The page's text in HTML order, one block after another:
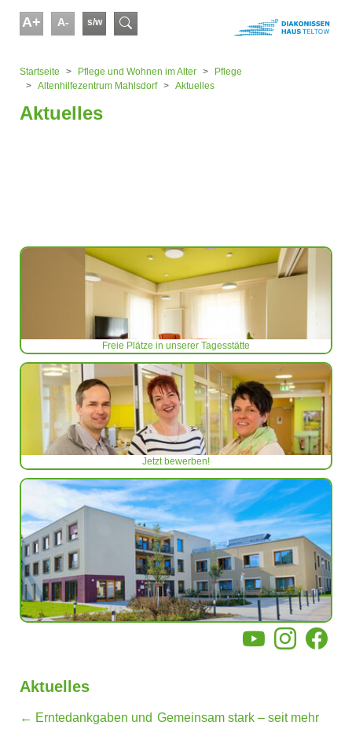
A+ A- s/w Suchformular
Startseite
Pflege und Wohnen im Alter
Pflege
Altenhilfezentrum Mahlsdorf
Aktuelles
Aktuelles
Freie Plätze in unserer Tagesstätte
Jetzt bewerben!
YouTubeInstagram
Aktuelles
← Erntedankgaben und Gemeinsam stark – seit mehr